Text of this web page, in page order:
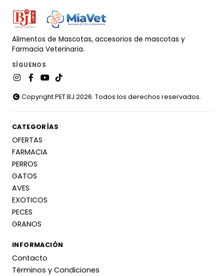
Alimentos de Mascotas, accesorios de mascotas y
Farmacia Veterinaria.
SÍGUENOS
Copyright PET BJ 2026. Todos los derechos reservados.
CATEGORÍAS
OFERTAS
FARMACIA
PERROS
GATOS
AVES
EXOTICOS
PECES
GRANOS
INFORMACIÓN
Contacto
Términos y Condiciones